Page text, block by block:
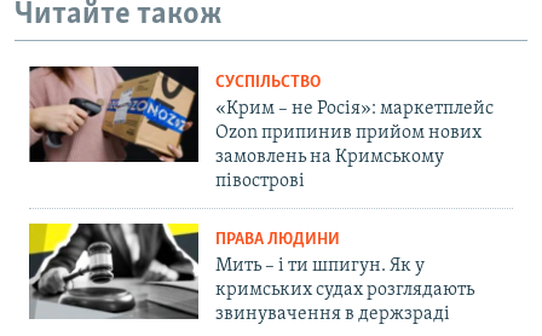
Читайте також
СУСПІЛЬСТВО
«Крим – не Росія»: маркетплейс
Ozon припинив прийом нових
замовлень на Кримському
півострові
ПРАВА ЛЮДИНИ
Мить – і ти шпигун. Як у
кримських судах розглядають
звинувачення в держзраді